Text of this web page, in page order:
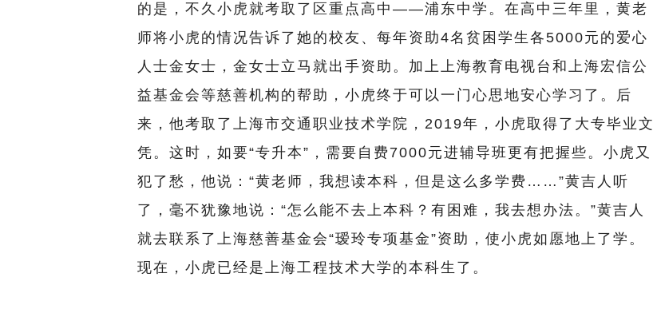
的是，不久小虎就考取了区重点高中——浦东中学。在高中三年里，黄老
师将小虎的情况告诉了她的校友、每年资助4名贫困学生各5000元的爱心
人士金女士，金女士立马就出手资助。加上上海教育电视台和上海宏信公
益基金会等慈善机构的帮助，小虎终于可以一门心思地安心学习了。后
来，他考取了上海市交通职业技术学院，2019年，小虎取得了大专毕业文
凭。这时，如要“专升本”，需要自费7000元进辅导班更有把握些。小虎又
犯了愁，他说：“黄老师，我想读本科，但是这么多学费……”黄吉人听
了，毫不犹豫地说：“怎么能不去上本科？有困难，我去想办法。”黄吉人
就去联系了上海慈善基金会“瑷玲专项基金”资助，使小虎如愿地上了学。
现在，小虎已经是上海工程技术大学的本科生了。